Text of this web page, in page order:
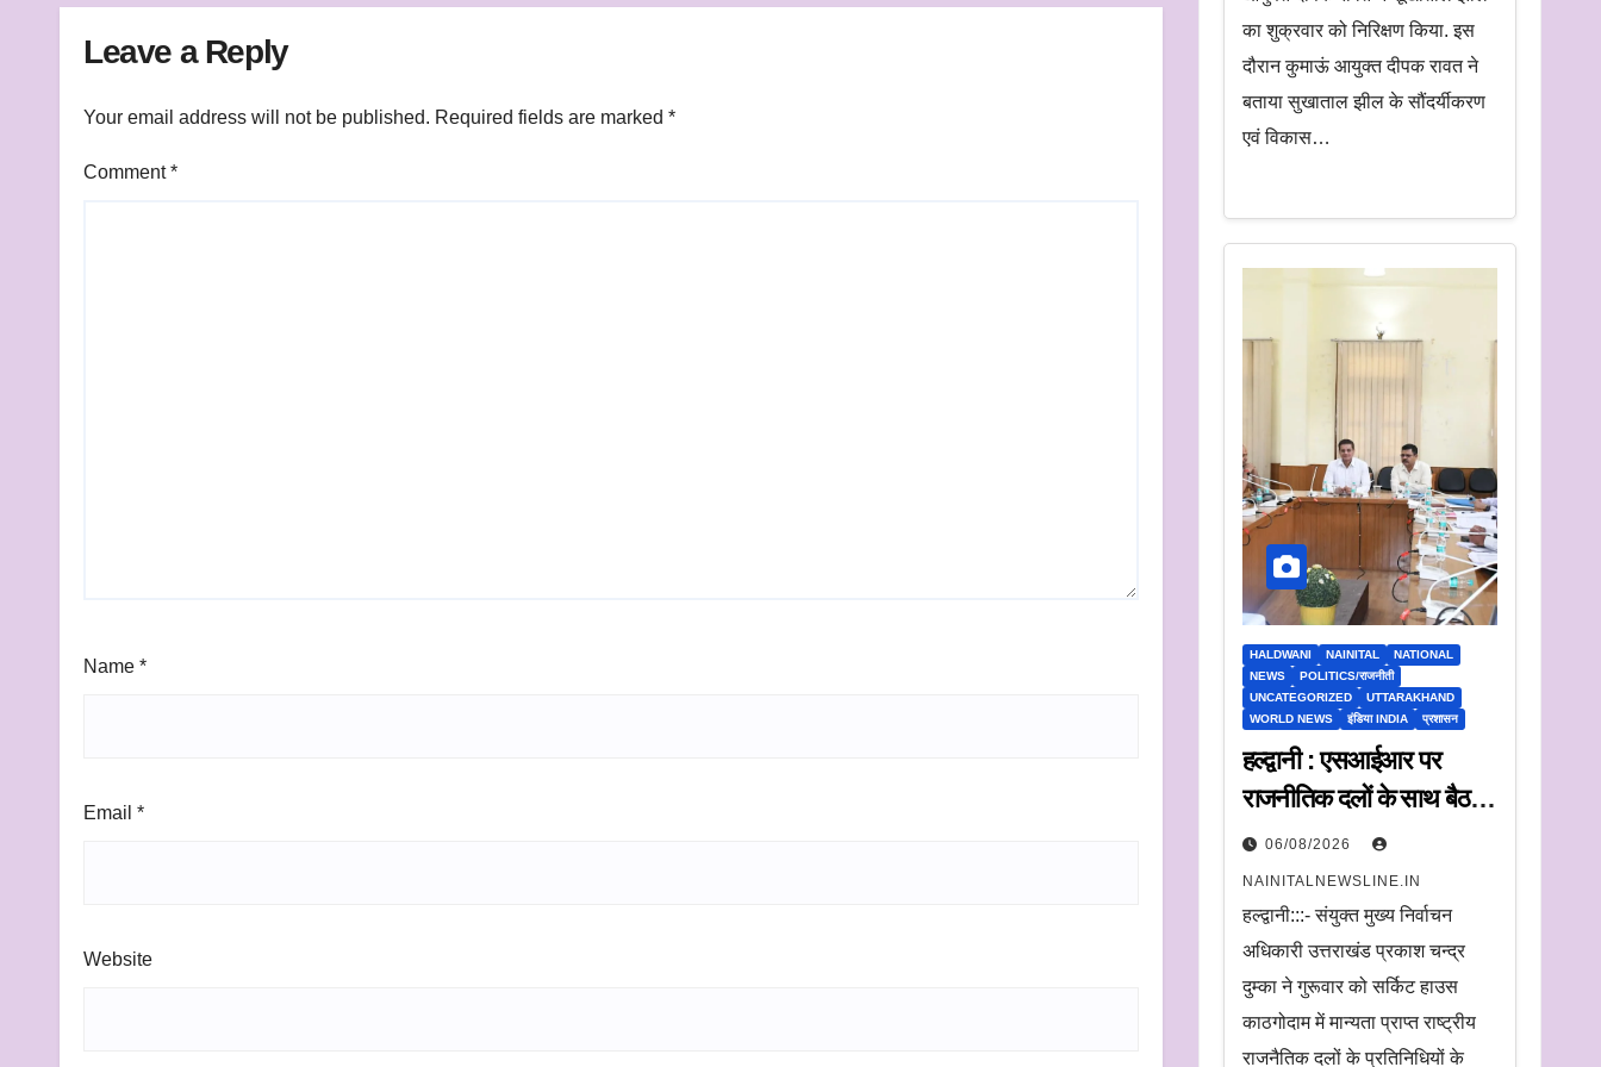
Leave a Reply
Your email address will not be published. Required fields are marked *
Comment*
Name *
Email *
Website
का शुक्रवार को निरिक्षण किया. इस
दौरान कुमाऊं आयुक्त दीपक रावत ने
बताया सुखाताल झील के सौंदर्यीकरण
एवं विकास…
HALDWANI NAINITAL
NATIONAL
NEWS
POLITICS/राजनीती
UNCATEGORIZED
UTTARAKHAND
WORLD NEWS
इंडिया INDIA प्रशासन
हल्द्वानी : एसआईआर पर
राजनीतिक दलों के साथ बैठक,
संयुक्त मुख्य निर्वाचन अधिकारी
ने सुनी आपत्तियां
06/08/2026
NAINITALNEWSLINE.IN
हल्द्वानी:::- संयुक्त मुख्य निर्वाचन
अधिकारी उत्तराखंड प्रकाश चन्द्र
दुम्का ने गुरूवार को सर्किट हाउस
काठगोदाम में मान्यता प्राप्त राष्ट्रीय
राजनैतिक दलों के प्रतिनिधियों के